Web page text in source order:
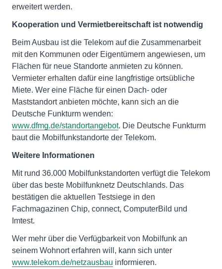
erweitert werden.
Kooperation und Vermietbereitschaft ist notwendig
Beim Ausbau ist die Telekom auf die Zusammenarbeit
mit den Kommunen oder Eigentümern angewiesen, um
Flächen für neue Standorte anmieten zu können.
Vermieter erhalten dafür eine langfristige ortsübliche
Miete. Wer eine Fläche für einen Dach- oder
Maststandort anbieten möchte, kann sich an die
Deutsche Funkturm wenden:
www.dfmg.de/standortangebot. Die Deutsche Funkturm
baut die Mobilfunkstandorte der Telekom.
Weitere Informationen
Mit rund 36.000 Mobilfunkstandorten verfügt die Telekom
über das beste Mobilfunknetz Deutschlands. Das
bestätigen die aktuellen Testsiege in den
Fachmagazinen Chip, connect, ComputerBild und
Imtest.
Wer mehr über die Verfügbarkeit von Mobilfunk an
seinem Wohnort erfahren will, kann sich unter
www.telekom.de/netzausbau informieren.